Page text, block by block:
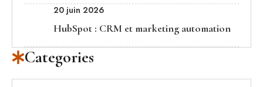
20 juin 2026
HubSpot : CRM et marketing automation
Categories